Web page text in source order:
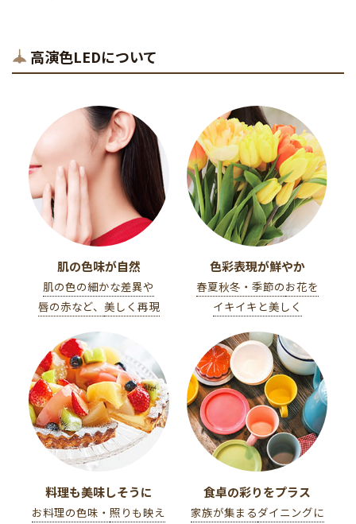
高演色LEDについて
肌の色味が自然
肌の色の細かな差異や
唇の赤など、 美しく再現
色彩表現が鮮やか
春夏秋冬・季節のお花を
イキイキと美しく
料理も美味しそうに
お料理の色味・照りも映え
食卓の彩りをプラス
家族が集まるダイニングに